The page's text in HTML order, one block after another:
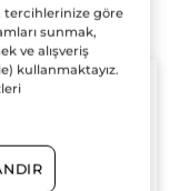
bitkisel
tercihlerinize göre
sunmak,
ve alışveriş
kullanmaktayız.